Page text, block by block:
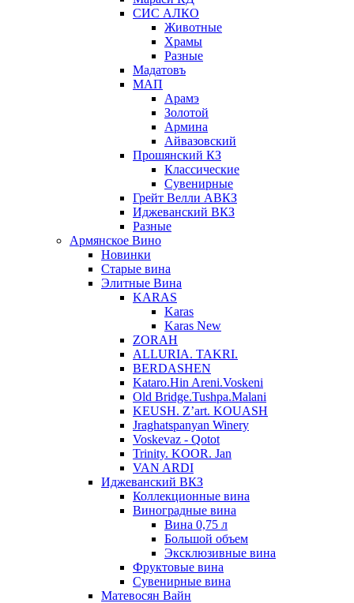
СИС АЛКО
Животные
Храмы
Разные
Мадатовъ
МАП
Арамэ
Золотой
Армина
Айвазовский
Прошянский КЗ
Классические
Сувенирные
Грейт Велли АВКЗ
Иджеванский ВКЗ
Разные
Армянское Вино
Новинки
Старые вина
Элитные Вина
KARAS
Karas
Karas New
ZORAH
ALLURIA. TAKRI.
BERDASHEN
Kataro.Hin Areni.Voskeni
Old Bridge.Tushpa.Malani
KEUSH. Z’art. KOUASH
Jraghatspanyan Winery
Voskevaz - Qotot
Trinity. KOOR. Jan
VAN ARDI
Иджеванский ВКЗ
Коллекционные вина
Виноградные вина
Вина 0,75 л
Большой объем
Эксклюзивные вина
Фруктовые вина
Cувенирные вина
Матевосян Вайн